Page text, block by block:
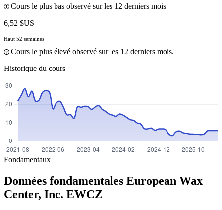
Cours le plus bas observé sur les 12 derniers mois.
6,52 $US
Haut 52 semaines
Cours le plus élevé observé sur les 12 derniers mois.
Historique du cours
Fondamentaux
Données fondamentales European Wax
Center, Inc. EWCZ